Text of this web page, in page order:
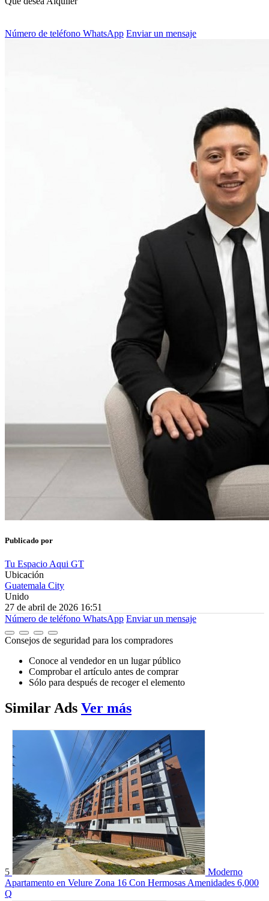
Número de teléfono WhatsApp Enviar un mensaje
Publicado por
Tu Espacio Aqui GT
Ubicación
Guatemala City
Unido
27 de abril de 2026 16:51
Número de teléfono WhatsApp Enviar un mensaje
Consejos de seguridad para los compradores
Conoce al vendedor en un lugar público
Comprobar el artículo antes de comprar
Sólo para después de recoger el elemento
Similar Ads Ver más
5
Moderno
Apartamento en Velure Zona 16 Con Hermosas Amenidades 6,000
Q